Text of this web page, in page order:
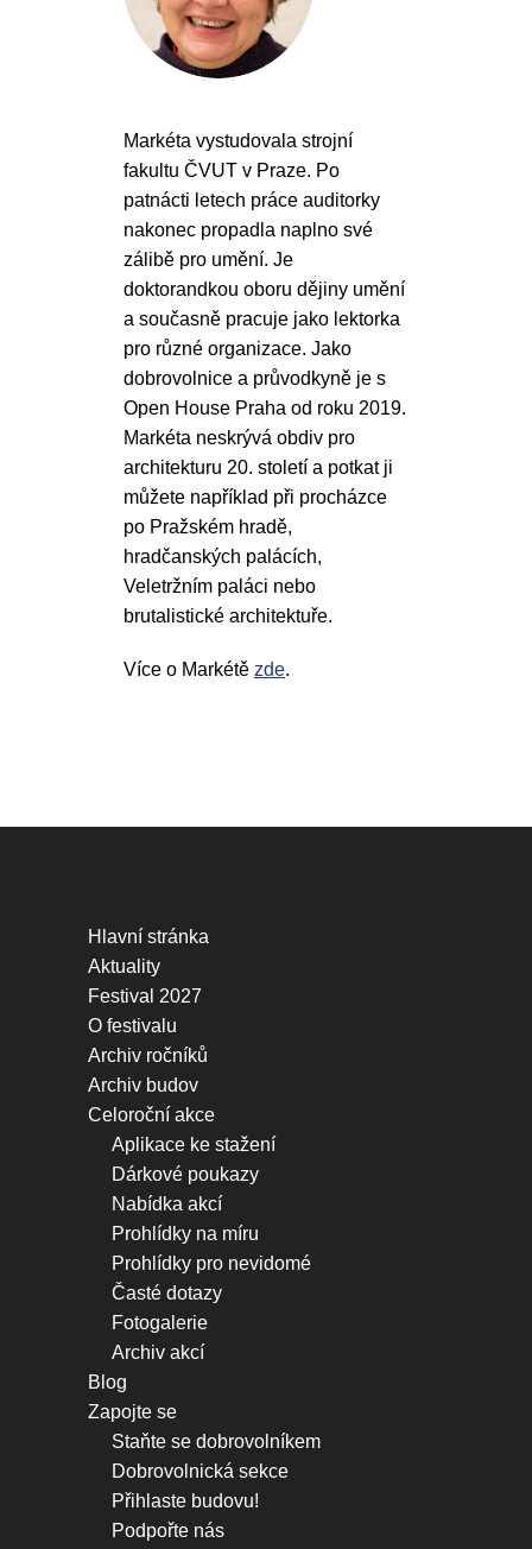
Markéta vystudovala strojní
fakultu ČVUT v Praze. Po
patnácti letech práce auditorky
nakonec propadla naplno své
zálibě pro umění. Je
doktorandkou oboru dějiny umění
a současně pracuje jako lektorka
pro různé organizace. Jako
dobrovolnice a průvodkyně je s
Open House Praha od roku 2019.
Markéta neskrývá obdiv pro
architekturu 20. století a potkat ji
můžete například při procházce
po Pražském hradě,
hradčanských palácích,
Veletržním paláci nebo
brutalistické architektuře.
Více o Markétě zde.
Hlavní stránka
Aktuality
Festival 2027
O festivalu
Archiv ročníků
Archiv budov
Celoroční akce
Aplikace ke stažení
Dárkové poukazy
Nabídka akcí
Prohlídky na míru
Prohlídky pro nevidomé
Časté dotazy
Fotogalerie
Archiv akcí
Blog
Zapojte se
Staňte se dobrovolníkem
Dobrovolnická sekce
Přihlaste budovu!
Podpořte nás